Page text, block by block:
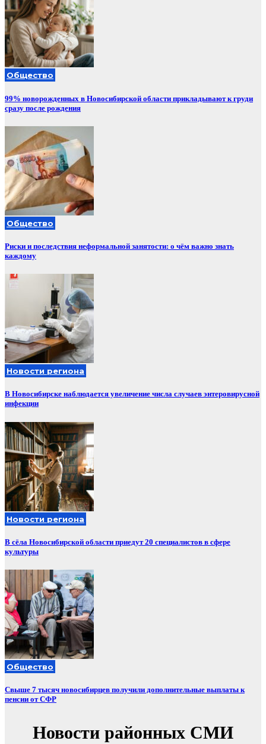
Общество
99% новорожденных в Новосибирской области прикладывают к груди
сразу после рождения
Общество
Риски и последствия неформальной занятости: о чём важно знать
каждому
Новости региона
В Новосибирске наблюдается увеличение числа случаев энтеровирусной
инфекции
Новости региона
В сёла Новосибирской области приедут 20 специалистов в сфере
культуры
Общество
Свыше 7 тысяч новосибирцев получили дополнительные выплаты к
пенсии от СФР